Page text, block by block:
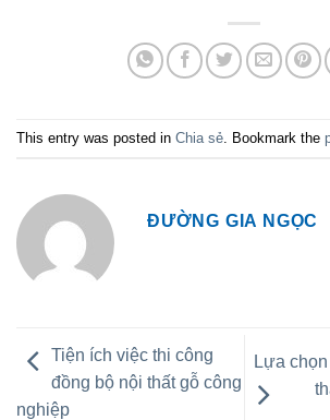
This entry was posted in Chia sẻ . Bookmark the
ĐƯỜNG GIA NGỌC
Tiện ích việc thi công
đồng bộ nội thất gỗ công
nghiệp
Lựa